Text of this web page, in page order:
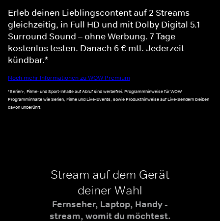
Erleb deinen Lieblingscontent auf 2 Streams
gleichzeitig, in Full HD und mit Dolby Digital 5.1
Surround Sound – ohne Werbung. 7 Tage
kostenlos testen. Danach 6 € mtl. Jederzeit
kündbar.*
Noch mehr Informationen zu WOW Premium
*Serien-, Filme- und Sport-Inhalte auf Abruf sind werbefrei. Programmhinweise für WOW
Programminhalte wie Serien, Filme und Live-Events, sowie Produkthinweise auf Live-Sendern bleiben
davon unberührt.
Stream auf dem Gerät
deiner Wahl
Fernseher, Laptop, Handy -
stream, womit du möchtest.